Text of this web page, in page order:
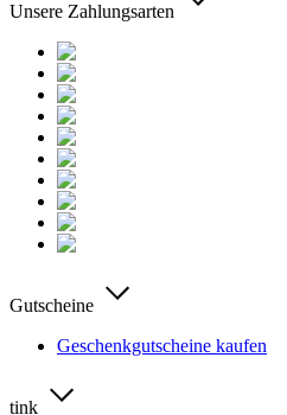
Unsere Zahlungsarten
Gutscheine
Geschenkgutscheine kaufen
tink